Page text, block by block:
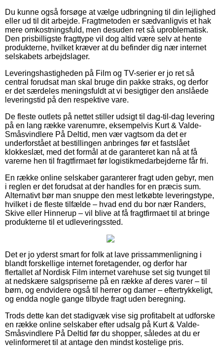
Du kunne også forsøge at vælge udbringning til din lejlighed
eller ud til dit arbejde. Fragtmetoden er sædvanligvis et hak
mere omkostningsfuld, men desuden ret så uproblematisk.
Den prisbilligste fragttype vil dog altid være selv at hente
produkterne, hvilket kræver at du befinder dig nær internet
selskabets arbejdslager.
Leveringshastigheden på Film og TV-serier er jo ret så
central forudsat man skal bruge din pakke straks, og derfor
er det særdeles meningsfuldt at vi besigtiger den anslåede
leveringstid på den respektive vare.
De fleste outlets på nettet stiller udsigt til dag-til-dag levering
på en lang række varenumre, eksempelvis Kurt & Valde-
Småsvindlere På Deltid, men vær vagtsom da det er
underforstået at bestillingen anbringes før et fastslået
klokkeslæt, med det formål at de garanteret kan nå at få
varerne hen til fragtfirmaet før logistikmedarbejderne får fri.
En række online selskaber garanterer fragt uden gebyr, men
i reglen er det forudsat at der handles for en præcis sum.
Alternativt bør man snuppe den mest letkøbte leveringstype,
hvilket i de fleste tilfælde – hvad end du bor nær Randers,
Skive eller Hinnerup – vil blive at få fragtfirmaet til at bringe
produkterne til et udleveringssted.
Det er jo yderst smart for folk at lave prissammenligning i
blandt forskellige internet foretagender, og derfor har
flertallet af Nordisk Film internet varehuse set sig tvunget til
at nedskære salgspriserne på en række af deres varer – til
børn, og endvidere også til herrer og damer – eftertrykkeligt,
og endda nogle gange tilbyde fragt uden beregning.
Trods dette kan det stadigvæk vise sig profitabelt at udforske
en række online selskaber efter udsalg på Kurt & Valde-
Småsvindlere På Deltid før du shopper, således at du er
velinformeret til at antage den mindst kostelige pris.